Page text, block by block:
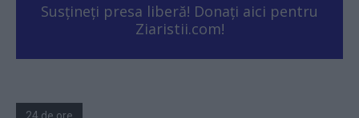
Susțineți presa liberă! Donați aici pentru
Ziaristii.com!